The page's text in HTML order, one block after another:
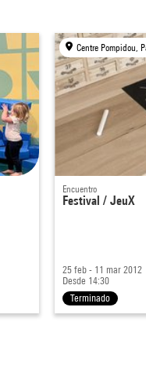
Centre Pompidou,
Encuentro
Festival / JeuX
25 feb - 11 mar 2012
Desde 14:30
Terminado